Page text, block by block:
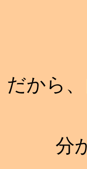
だから
分